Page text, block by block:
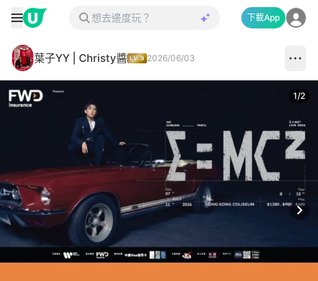
下載App
葉子YY | Christy醬 2026/06/03
1/2